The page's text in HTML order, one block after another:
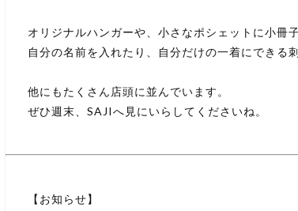
オリジナルハンガーや、小さなポシェットに小冊
自分の名前を入れたり、自分だけの一着にできる
他にもたくさん店頭に並んでいます。
ぜひ週末、SAJIへ見にいらしてくださいね。
【お知らせ】